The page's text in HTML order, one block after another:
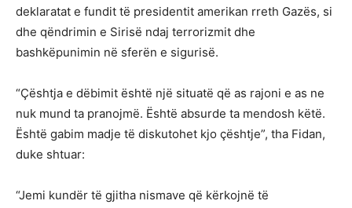
deklaratat e fundit të presidentit amerikan rreth Gazës, si
dhe qëndrimin e Sirisë ndaj terrorizmit dhe
bashkëpunimin në sferën e sigurisë.
“Çështja e dëbimit është një situatë që as rajoni e as ne
nuk mund ta pranojmë. Është absurde ta mendosh këtë.
Është gabim madje të diskutohet kjo çështje”, tha Fidan,
duke shtuar:
“Jemi kundër të gjitha nismave që kërkojnë të